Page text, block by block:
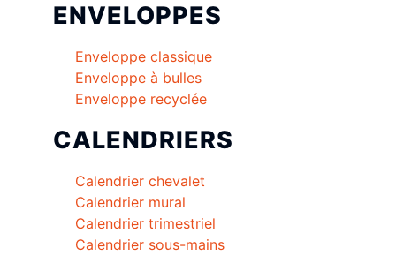
ENVELOPPES
Enveloppe classique
Enveloppe à bulles
Enveloppe recyclée
CALENDRIERS
Calendrier chevalet
Calendrier mural
Calendrier trimestriel
Calendrier sous-mains